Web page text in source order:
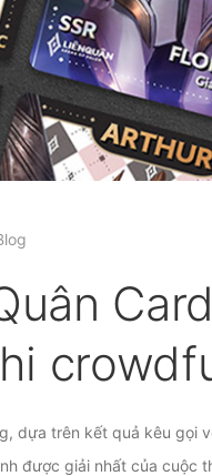
dựa trên kết quả kêu gọi
được giải nhất của cuộc